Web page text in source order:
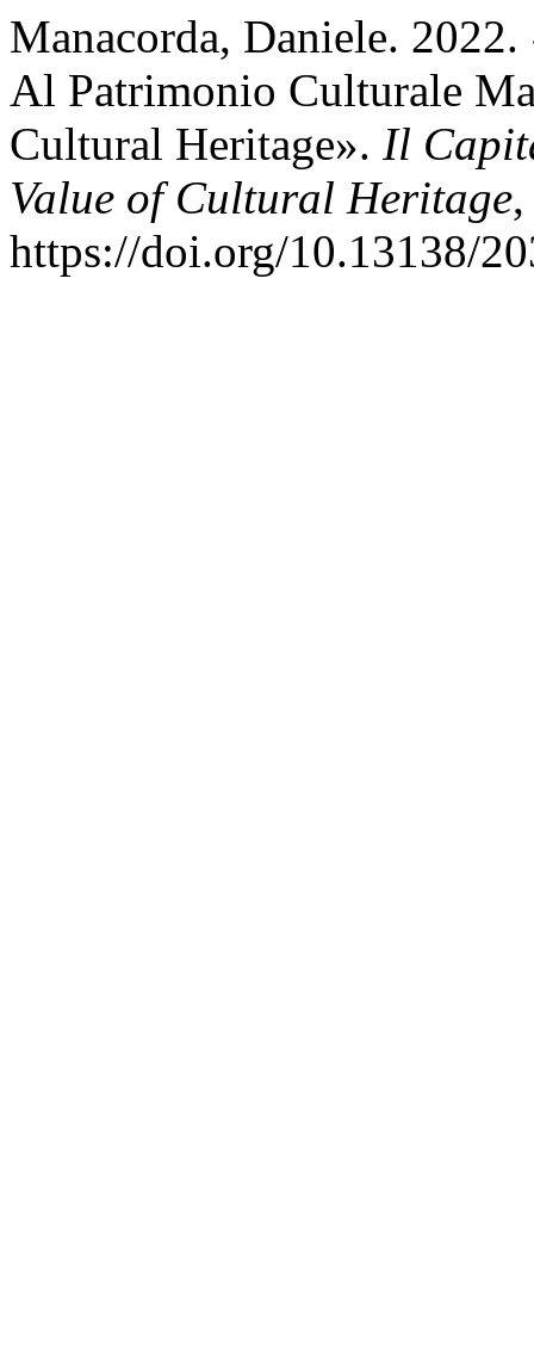
Manacorda, Daniele.
Al Patrimonio Culturale
Cultural Heritage». Il
Value of Cultural Heritage
https://doi.org/10.13138/